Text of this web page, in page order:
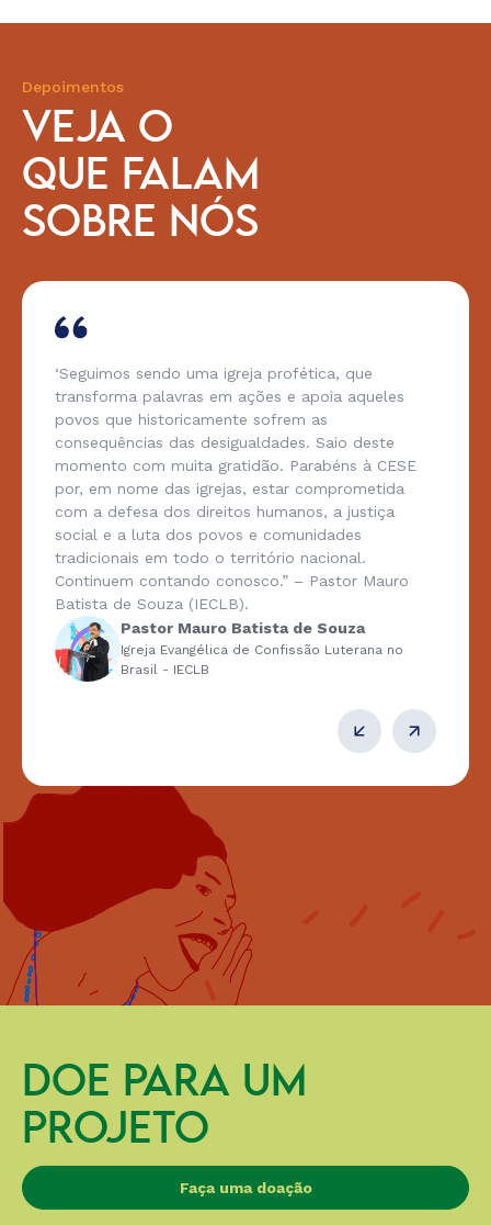
Depoimentos
VEJA O
QUE FALAM
SOBRE NÓS
‘Seguimos sendo uma igreja profética, que
transforma palavras em ações e apoia aqueles
povos que historicamente sofrem as
consequências das desigualdades. Saio deste
momento com muita gratidão. Parabéns à CESE
por, em nome das igrejas, estar comprometida
com a defesa dos direitos humanos, a justiça
social e a luta dos povos e comunidades
tradicionais em todo o território nacional.
Continuem contando conosco.” – Pastor Mauro
Batista de Souza (IECLB).
Pastor Mauro Batista de Souza
Igreja Evangélica de Confissão Luterana no
Brasil - IECLB
DOE PARA UM
PROJETO
Faça uma doação